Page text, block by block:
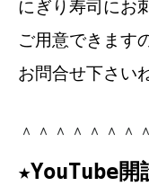
にぎり寿司にお
ご用意できます
お問合せ下さい
＾＾＾＾＾＾＾
★YouTube開